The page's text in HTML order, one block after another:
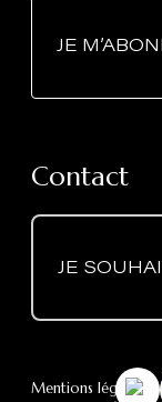
JE
Contact
JE
Mentions légales-